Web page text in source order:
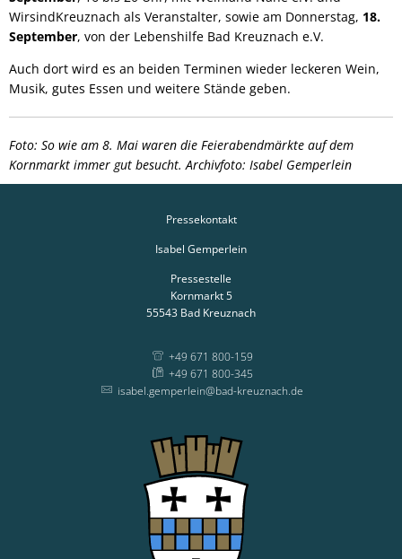
WirsindKreuznach als Veranstalter, sowie am Donnerstag, 18.
September, von der Lebenshilfe Bad Kreuznach e.V.
Auch dort wird es an beiden Terminen wieder leckeren Wein,
Musik, gutes Essen und weitere Stände geben.
Foto: So wie am 8. Mai waren die Feierabendmärkte auf dem
Kornmarkt immer gut besucht. Archivfoto: Isabel Gemperlein
Pressekontakt
Isabel Gemperlein
Pressestelle
Kornmarkt 5
55543 Bad Kreuznach
+49 671 800-159
+49 671 800-345
isabel.gemperlein@bad-kreuznach.de